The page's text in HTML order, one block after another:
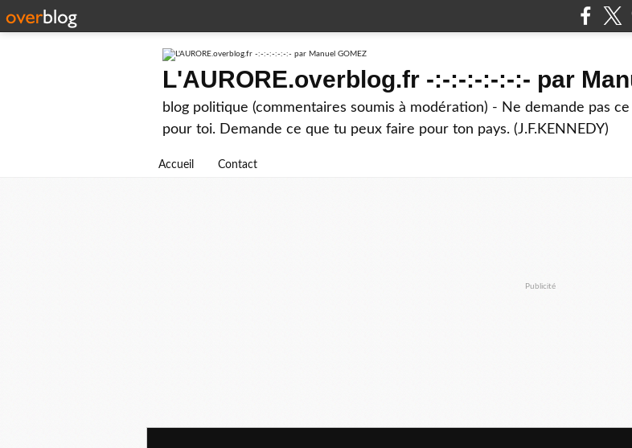
L'AURORE.overblog.fr -:-:-:-:-:-:- par
blog politique (commentaires soumis à modération) - Ne demande pas
pour toi. Demande ce que tu peux faire pour ton pays. (J.F.KENNEDY)
Accueil Contact
Publicité